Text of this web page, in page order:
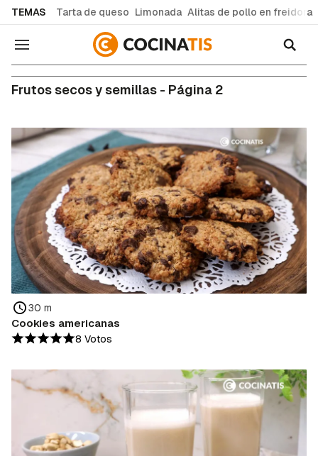
TEMAS Tarta de queso Limonada Alitas de pollo en freidora
Navegación
Frutos secos y semillas - Página 2
30 m
Cookies americanas
8 Votos